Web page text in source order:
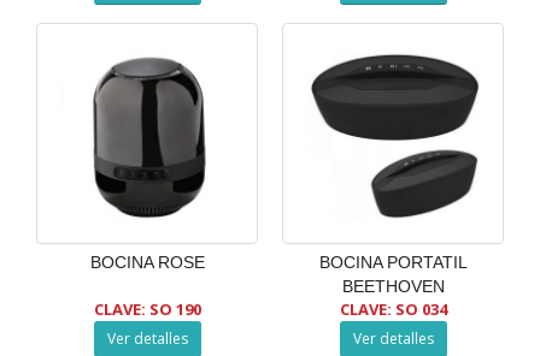
BOCINA ROSE
CLAVE: SO 190
Ver detalles
BOCINA PORTATIL
BEETHOVEN
CLAVE: SO 034
Ver detalles